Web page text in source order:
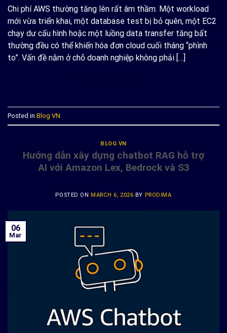
Chi phí AWS thường tăng lên rất âm thầm. Một workload
mới vừa triển khai, một database test bị bỏ quên, một EC2
chạy dư cấu hình hoặc một luồng data transfer tăng bất
thường đều có thể khiến hóa đơn cloud cuối tháng “phình
to”. Vấn đề nằm ở chỗ doanh nghiệp không phải […]
Posted in Blog VN
BLOG VN
Hướng dẫn xây dựng chatbot RAG hỗ trợ
AI với Amazon Lex, Bedrock và S3
POSTED ONMARCH 6, 2026 BY PRODIMA
06
Mar